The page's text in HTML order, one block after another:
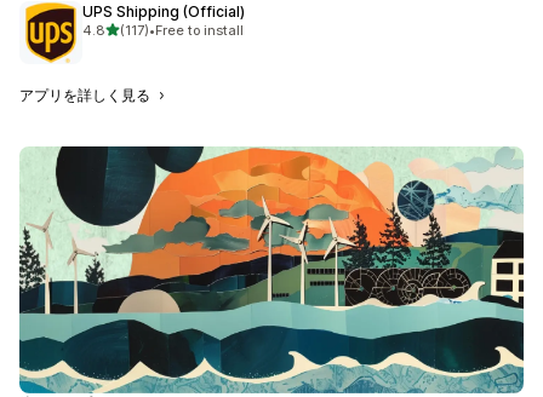
UPS Shipping (Official)
4.85つ星中
(117)
合計レビュー数：117件
•Free to install
アプリを詳しく見る